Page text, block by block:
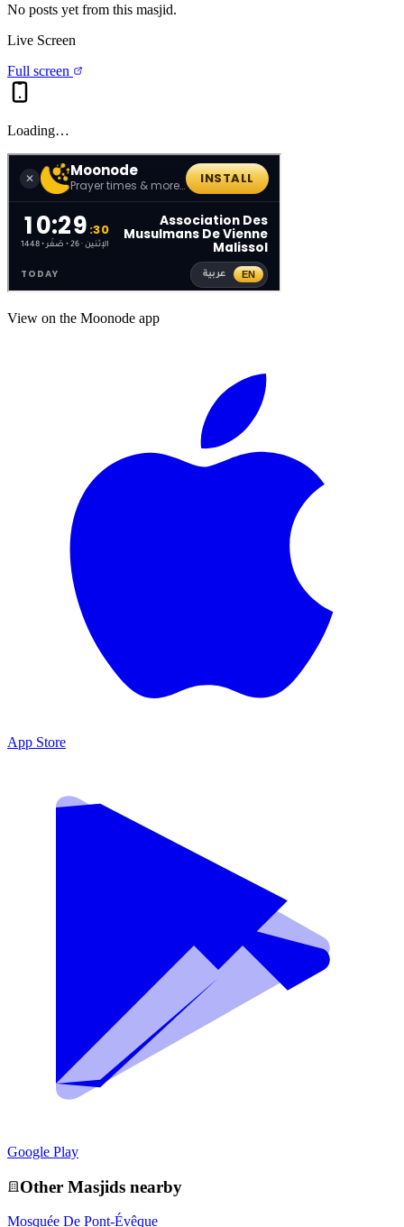
No posts yet from this masjid.
Live Screen
Full screen
Loading…
View on the Moonode app
App Store
Google Play
Other Masjids nearby
Mosquée De Pont-Évêque